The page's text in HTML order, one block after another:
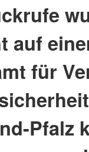
auf
für
Pfalz